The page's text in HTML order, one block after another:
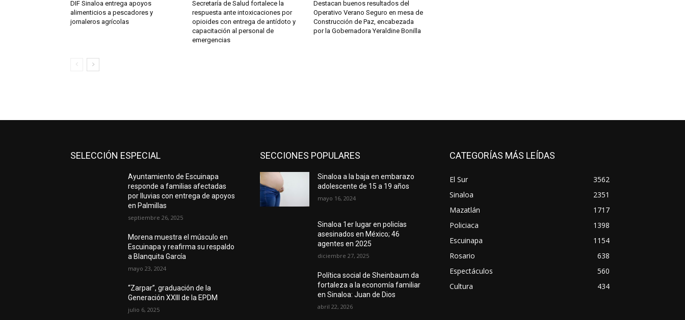
DIF Sinaloa entrega apoyos
alimenticios a pescadores y
jornaleros agrícolas
Secretaría de Salud fortalece la
respuesta ante intoxicaciones por
opioides con entrega de antídoto y
capacitación al personal de
emergencias
Destacan buenos resultados del
Operativo Verano Seguro en mesa de
Construcción de Paz, encabezada
por la Gobernadora Yeraldine Bonilla
SELECCIÓN ESPECIAL
Ayuntamiento de Escuinapa
responde a familias afectadas
por lluvias con entrega de apoyos
en Palmillas
septiembre 26, 2025
Morena muestra el músculo en
Escuinapa y reafirma su respaldo
a Blanquita García
mayo 23, 2024
“Zarpar”, graduación de la
Generación XXIII de la EPDM
julio 6, 2025
SECCIONES POPULARES
Sinaloa a la baja en embarazo
adolescente de 15 a 19 años
mayo 16, 2024
Sinaloa 1er lugar en policías
asesinados en México; 46
agentes en 2025
diciembre 27, 2025
Política social de Sheinbaum da
fortaleza a la economía familiar
en Sinaloa: Juan de Dios
abril 22, 2026
CATEGORÍAS MÁS LEÍDAS
El Sur
3562
Sinaloa
2351
Mazatlán
1717
Policiaca
1398
Escuinapa
1154
Rosario
638
Espectáculos
560
Cultura
434